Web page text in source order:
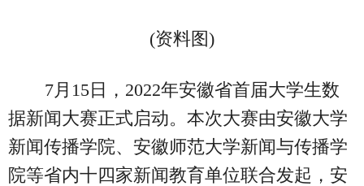
(资料图)
7月15日，2022年安徽省首届大学生数
据新闻大赛正式启动。本次大赛由安徽大学
新闻传播学院、安徽师范大学新闻与传播学
院等省内十四家新闻教育单位联合发起，安